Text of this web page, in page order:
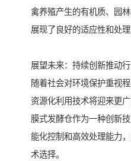
禽养殖产生的有机质、园
展现了良好的适应性和处理
展望未来：持续创新推动
随着社会对环境保护重视
资源化利用技术将迎来更广
膜式发酵仓作为一种创新
能化控制和高效处理能力
术选择。